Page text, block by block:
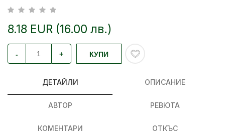
8.18 EUR (16.00 лв.)
- + КУПИ
ДЕТАЙЛИ ОПИСАНИЕ
АВТОР РЕВЮТА
КОМЕНТАРИ ОТКЪС